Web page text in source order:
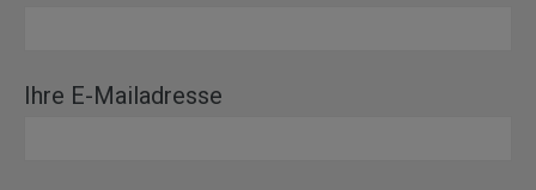
Ihre E-Mailadresse